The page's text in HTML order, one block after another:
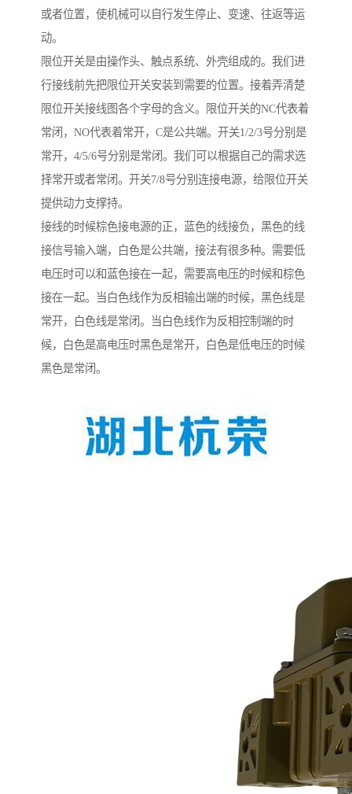
或者位置，使机械可以自行发生停止、变速、往返等运
动。
限位开关是由操作头、触点系统、外壳组成的。我们进
行接线前先把限位开关安装到需要的位置。接着弄清楚
限位开关接线图各个字母的含义。限位开关的NC代表着
常闭，NO代表着常开，C是公共端。开关1/2/3号分别是
常开，4/5/6号分别是常闭。我们可以根据自己的需求选
择常开或者常闭。开关7/8号分别连接电源，给限位开关
提供动力支撑持。
接线的时候棕色接电源的正，蓝色的线接负，黑色的线
接信号输入端，白色是公共端，接法有很多种。需要低
电压时可以和蓝色接在一起，需要高电压的时候和棕色
接在一起。当白色线作为反相输出端的时候，黑色线是
常开，白色线是常闭。当白色线作为反相控制端的时
候，白色是高电压时黑色是常开，白色是低电压的时候
黑色是常闭。